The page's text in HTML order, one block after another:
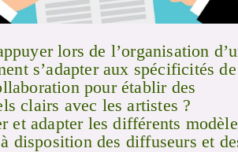
lors de l’organisation
s’adapter aux spécificités de
pour établir des
clairs avec les artistes ?
et adapter les différents
disposition des diffuseurs et